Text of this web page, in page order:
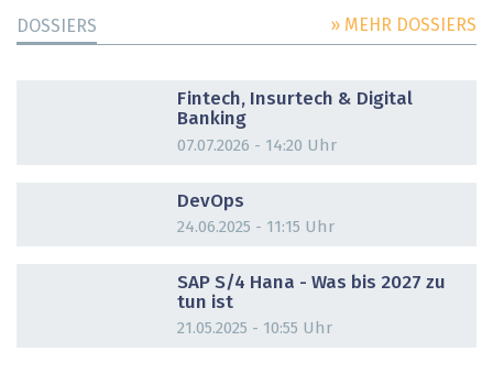
DOSSIERS » MEHR DOSSIERS
Fintech, Insurtech & Digital
Banking
07.07.2026 - 14:20 Uhr
DevOps
24.06.2025 - 11:15 Uhr
SAP S/4 Hana - Was bis 2027 zu
tun ist
21.05.2025 - 10:55 Uhr